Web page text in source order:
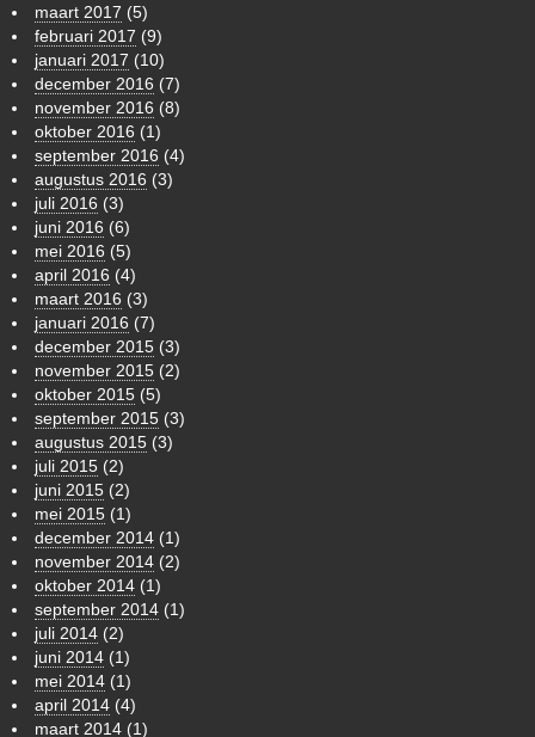
maart 2017 (5)
februari 2017 (9)
januari 2017 (10)
december 2016 (7)
november 2016 (8)
oktober 2016 (1)
september 2016 (4)
augustus 2016 (3)
juli 2016 (3)
juni 2016 (6)
mei 2016 (5)
april 2016 (4)
maart 2016 (3)
januari 2016 (7)
december 2015 (3)
november 2015 (2)
oktober 2015 (5)
september 2015 (3)
augustus 2015 (3)
juli 2015 (2)
juni 2015 (2)
mei 2015 (1)
december 2014 (1)
november 2014 (2)
oktober 2014 (1)
september 2014 (1)
juli 2014 (2)
juni 2014 (1)
mei 2014 (1)
april 2014 (4)
maart 2014 (1)